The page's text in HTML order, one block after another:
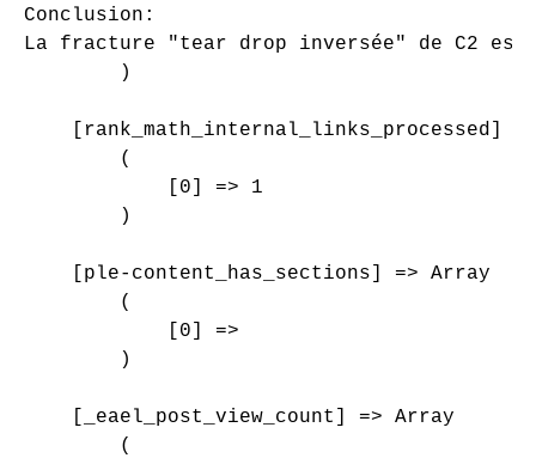
Conclusion:
La fracture "tear drop inversée" de C2
        )
[rank_math_internal_links_processed]
        (
            [0] => 1
        )
    [ple-content_has_sections] => Array
        (
            [0] =>
        )
    [_eael_post_view_count] => Array
        (